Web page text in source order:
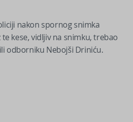
nakon spornog snimka
kese, vidljiv na snimku, trebao
odborniku Nebojši Driniću.